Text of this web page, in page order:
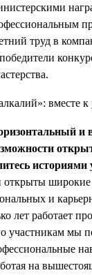
труд в
и
историями
широкие
и
лет работает
участникам мы
на